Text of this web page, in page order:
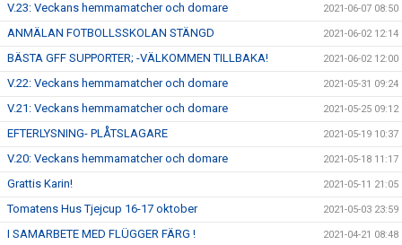
V.23: Veckans hemmamatcher och domare 2021-06-07 08:50
ANMÄLAN FOTBOLLSSKOLAN STÄNGD 2021-06-02 12:14
BÄSTA GFF SUPPORTER; -VÄLKOMMEN TILLBAKA! 2021-06-02 12:00
V.22: Veckans hemmamatcher och domare 2021-05-31 09:24
V.21: Veckans hemmamatcher och domare 2021-05-25 09:12
EFTERLYSNING- PLÅTSLAGARE 2021-05-19 10:37
V.20: Veckans hemmamatcher och domare 2021-05-18 11:17
Grattis Karin! 2021-05-11 21:05
Tomatens Hus Tjejcup 16-17 oktober 2021-05-03 23:59
I SAMARBETE MED FLÜGGER FÄRG ! 2021-04-21 08:48